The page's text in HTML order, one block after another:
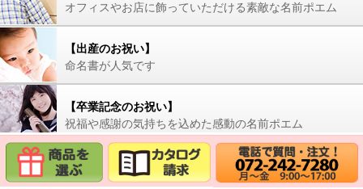
オフィスやお店に飾っていただける素敵な名前ポエム
【出産のお祝い】
命名書が人気です
【卒業記念のお祝い】
祝福や感謝の気持ちを込めた感動の名前ポエム
【叙勲のお祝い】
特別なお祝いに感動の名前ポエムの贈り物